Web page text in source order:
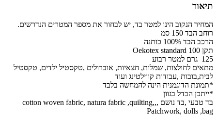
תיאור
המחיר הנקוב הינו למטר בד, יש לבחור את מספר המטרים הנדרשים.
רוחב הבד 150 סמ
הרכב הבד 100% כותנה
תקן Oekotex standard 100
125 גרם למטר רבוע
מתאים לחולצות, שמלות, חצאיות, אוברולים ,טקסטיל ילדים, טקסטיל
לבית,בובות ,עבודות קווילטינג ועוד
*תמונת הדוגמנית הינה להמחשה בלבד
*ייתכן הבדל בגוון
בד טבעי ,בד נושם ,cotton woven fabric, natura fabric ,quilting,,
Patchwork, dolls ,bag